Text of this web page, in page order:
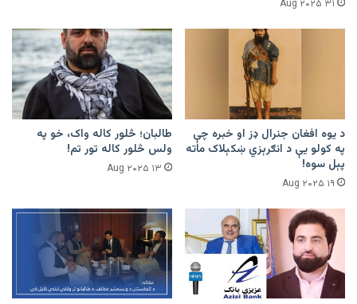
۳۱ Aug ۲۰۲۵
د يوه افغان جنرال ډز او خبره چې
په کولو يې د انګرېزي ښکېلاک ماته
پېل سوه!
۱۹ Aug ۲۰۲۵
طالبان؛ څلور کاله واک، خو په
ولس څلور کاله تور تم!
۱۳ Aug ۲۰۲۵